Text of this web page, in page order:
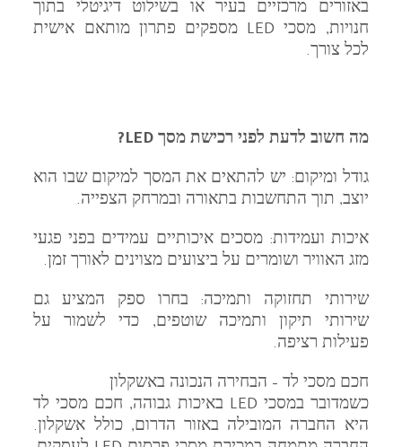
באזורים מרכזיים בעיר או בשילוט דיגיטלי בתוך
חנויות, מסכי LED מספקים פתרון מותאם אישית
לכל צורך.
מה חשוב לדעת לפני רכישת מסך LED?
גודל ומיקום: יש להתאים את המסך למיקום שבו הוא
יוצב, תוך התחשבות בתאורה ובמרחק הצפייה.
איכות ועמידות: מסכים איכותיים עמידים בפני פגעי
מזג האוויר ושומרים על ביצועים מצוינים לאורך זמן.
שירותי תחזוקה ותמיכה: בחרו ספק המציע גם
שירותי תיקון ותמיכה שוטפים, כדי לשמור על
פעילות רציפה.
חכם מסכי לד – הבחירה הנכונה באשקלון
כשמדובר במסכי LED באיכות גבוהה, חכם מסכי לד
היא החברה המובילה באזור הדרום, כולל אשקלון.